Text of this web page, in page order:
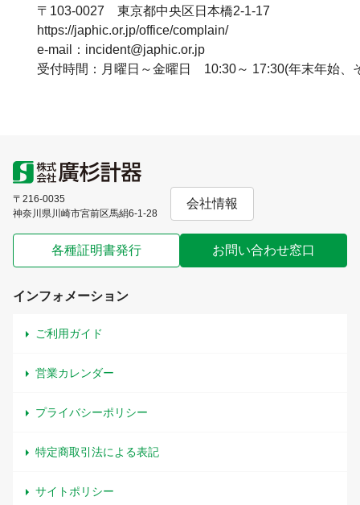
〒103-0027 東京都中央区日本橋2-1-17
https://japhic.or.jp/office/complain/
e-mail：incident@japhic.or.jp
受付時間：月曜日～金曜日 10:30～ 17:30(年末年始、
〒216-0035
神奈川県川崎市宮前区馬絹6-1-28
会社情報
各種証明書発行 お問い合わせ窓口
インフォメーション
ご利用ガイド
営業カレンダー
プライバシーポリシー
特定商取引法による表記
サイトポリシー